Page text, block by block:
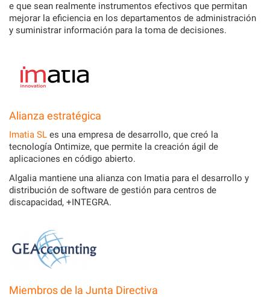
e que sean realmente instrumentos efectivos que permitan
mejorar la eficiencia en los departamentos de administración
y suministrar información para la toma de decisiones.
Alianza estratégica
Imatia SL es una empresa de desarrollo, que creó la
tecnología Ontimize, que permite la creación ágil de
aplicaciones en código abierto.
Algalia mantiene una alianza con Imatia para el desarrollo y
distribución de software de gestión para centros de
discapacidad, +INTEGRA.
Miembros de la Junta Directiva